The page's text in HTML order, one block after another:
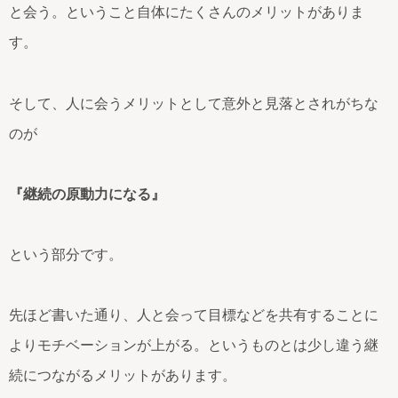
と会う。ということ自体にたくさんのメリットがありま
す。
そして、人に会うメリットとして意外と見落とされがちな
のが
『継続の原動力になる』
という部分です。
先ほど書いた通り、人と会って目標などを共有することに
よりモチベーションが上がる。というものとは少し違う継
続につながるメリットがあります。